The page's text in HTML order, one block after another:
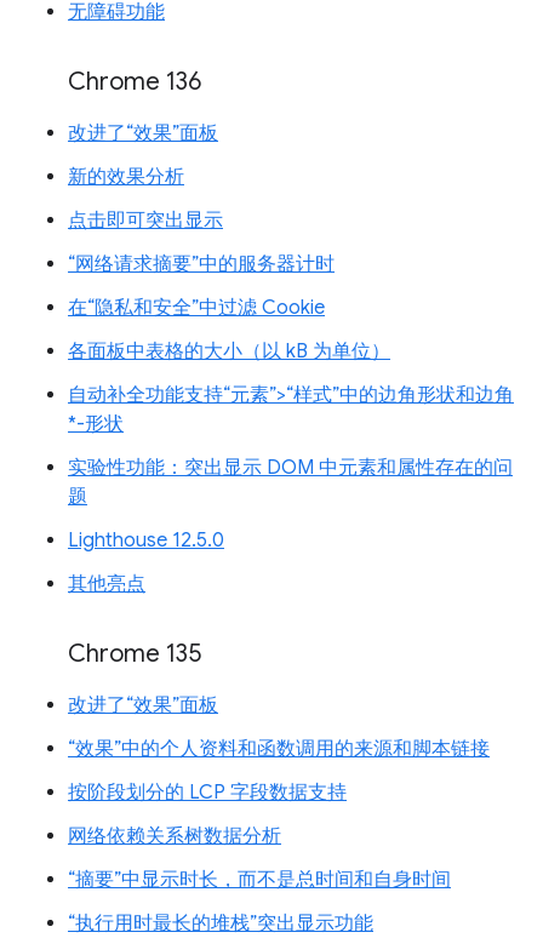
无障碍功能
Chrome 136
改进了“效果”面板
新的效果分析
点击即可突出显示
“网络请求摘要”中的服务器计时
在“隐私和安全”中过滤 Cookie
各面板中表格的大小（以 kB 为单位）
自动补全功能支持“元素”>“样式”中的边角形状和边角
*-形状
实验性功能：突出显示 DOM 中元素和属性存在的问
题
Lighthouse 12.5.0
其他亮点
Chrome 135
改进了“效果”面板
“效果”中的个人资料和函数调用的来源和脚本链接
按阶段划分的 LCP 字段数据支持
网络依赖关系树数据分析
“摘要”中显示时长，而不是总时间和自身时间
“执行用时最长的堆栈”突出显示功能